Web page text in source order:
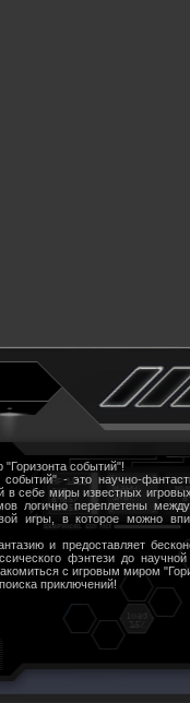
событий"!
- это научно-
в себе миры известных
логично переплетены
игры, в которое можно
и предоставляет
фэнтези до
с игровым миром
приключений!